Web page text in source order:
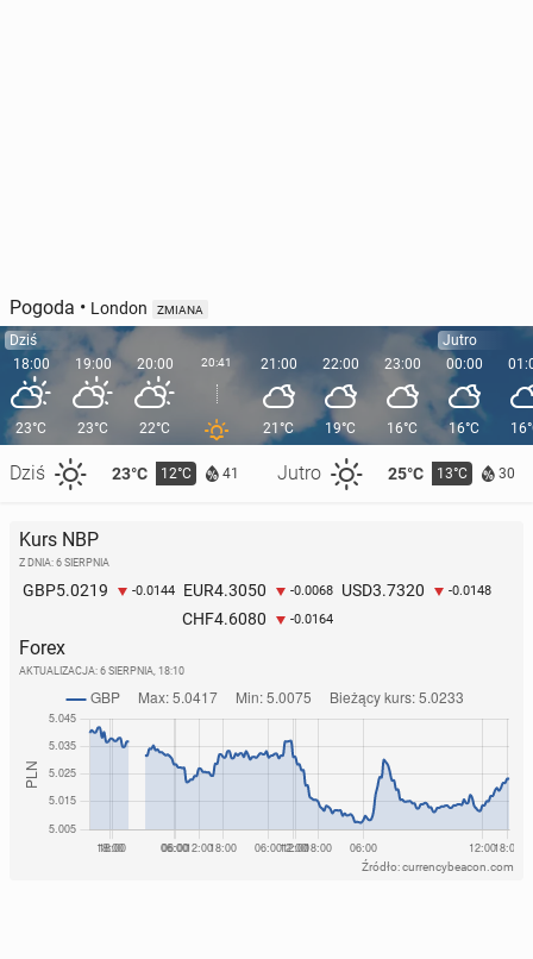
Pogoda • London ZMIANA
Dziś
18:00
23°C
Dziś 23°C 12°C 41 Jutro 25°C 13°C 30
19:00
23°C
20:00
22°C
20:41 21:00
21°C
22:00
19°C
23:00
16°C
Jutro
00:00
16°C
Kurs NBP
Z DNIA: 6 SIERPNIA
GBP5.0219 -0.0144 EUR4.3050 -0.0068 USD3.7320 -0.0148
CHF4.6080 -0.0164
Forex
AKTUALIZACJA: 6 SIERPNIA, 18:10
Źródło: currencybeacon.com